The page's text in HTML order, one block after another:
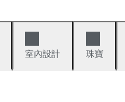
室內設計 珠寶